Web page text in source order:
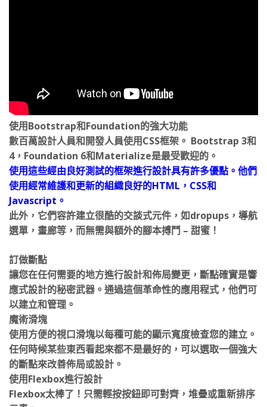
使用Bootstrap和Foundation的強大功能
數百萬設計人員和開發人員使用CSS框架。 Bootstrap 3和
4，Foundation 6和Materialize是最受歡迎的。
使用這些經由良好測試的框架進行設計具有許多優點。他們
使用經常維護和更新的組織良好的HTML，CSS和
Javascript。
此外，它們容許建立很酷的交談式元件，如dropups，導航
選單，畫廊等，而無需與額外的腳本搏鬥 – 甜蜜！
讓您在任何需要的地方進行設計和佈局變更，斷點確實是響
應式設計的秘密武器。通過這個革命性的應用程式，他們可
以建立和管理。
魔術滑塊
使用方便的視口滑塊以每種可能的顯示寬度檢查您的建立。
任何時候某些東西看起來都不是最好的，可以選取一個強大
的斷點來改善佈局或設計。
使用Flexbox進行設計
Flexbox太棒了！只需輕按按鈕即可對齊，堆疊或重新排序
元素。